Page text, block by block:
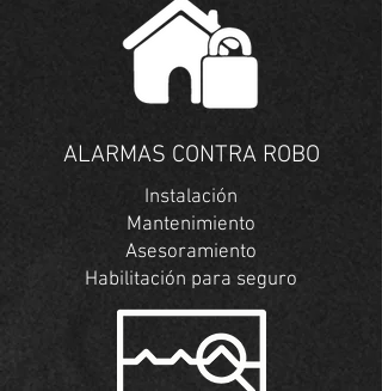
ALARMAS CONTRA ROBO
Instalación
Mantenimiento
Asesoramiento
Habilitación para seguro